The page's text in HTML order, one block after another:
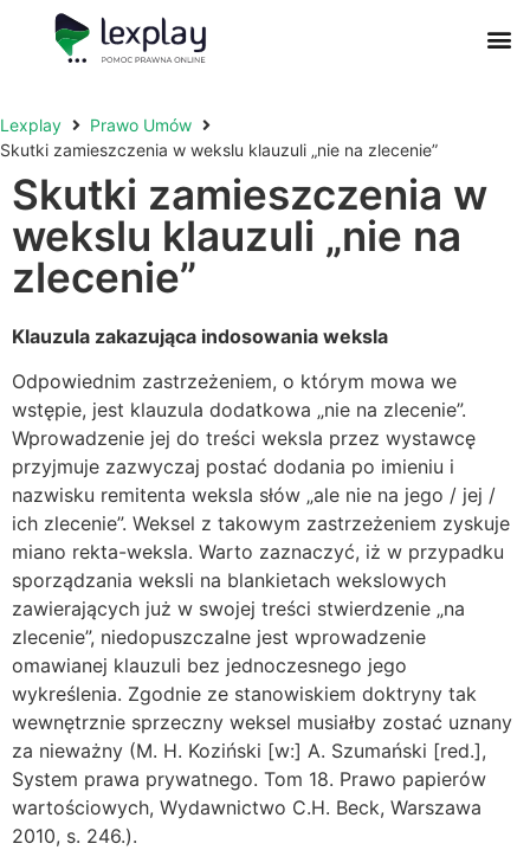
Lexplay
Prawo Umów
Skutki zamieszczenia w wekslu klauzuli „nie na zlecenie”
Skutki zamieszczenia w
wekslu klauzuli „nie na
zlecenie”
Klauzula zakazująca indosowania weksla
Odpowiednim zastrzeżeniem, o którym mowa we
wstępie, jest klauzula dodatkowa „nie na zlecenie”.
Wprowadzenie jej do treści weksla przez wystawcę
przyjmuje zazwyczaj postać dodania po imieniu i
nazwisku remitenta weksla słów „ale nie na jego / jej /
ich zlecenie”. Weksel z takowym zastrzeżeniem zyskuje
miano rekta-weksla. Warto zaznaczyć, iż w przypadku
sporządzania weksli na blankietach wekslowych
zawierających już w swojej treści stwierdzenie „na
zlecenie”, niedopuszczalne jest wprowadzenie
omawianej klauzuli bez jednoczesnego jego
wykreślenia. Zgodnie ze stanowiskiem doktryny tak
wewnętrznie sprzeczny weksel musiałby zostać uznany
za nieważny (M. H. Koziński [w:] A. Szumański [red.],
System prawa prywatnego. Tom 18. Prawo papierów
wartościowych, Wydawnictwo C.H. Beck, Warszawa
2010, s. 246.).